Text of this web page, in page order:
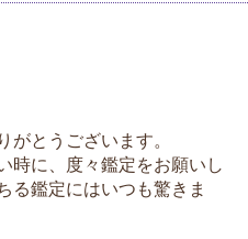
とうございます。
時に、度々鑑定をお願いし
る鑑定にはいつも驚きま